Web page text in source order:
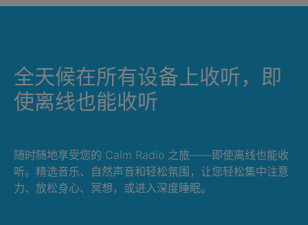
全天候在所有设备上收听，即
使离线也能收听
随时随地享受您的 Calm Radio 之旅——即使离线也能收
听。精选音乐、自然声音和轻松氛围，让您轻松集中注意
力、放松身心、冥想，或进入深度睡眠。